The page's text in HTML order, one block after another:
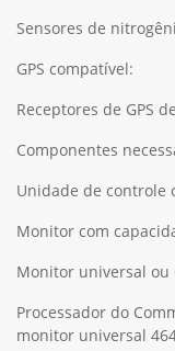
Sensores de
GPS compatível:
Receptores de GPS
Componentes
Unidade de controle
Monitor com
Monitor universal ou
Processador do
monitor universal